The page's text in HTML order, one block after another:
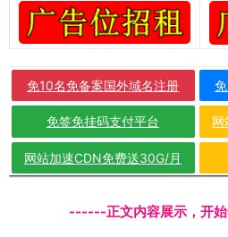
免10名免备案国外域名注册
免签免挂码支付平台 网
网站加速CDN免费送30G/月
------正文内容展示，开